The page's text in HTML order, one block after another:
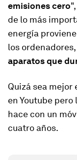
emisiones cero
de lo más
energía
los
aparatos que
Quizá sea
en Youtube
hace con un
cuatro años.